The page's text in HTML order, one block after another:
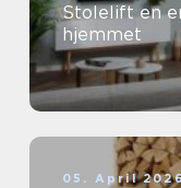
Stolelift en enkel løsning til trapper i
hjemmet
05. April